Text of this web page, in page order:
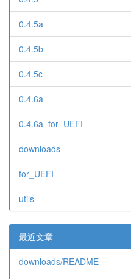
0.4.5a
0.4.5b
0.4.5c
0.4.6a
0.4.6a_for_UEFI
downloads
for_UEFI
utils
最近文章
downloads/README